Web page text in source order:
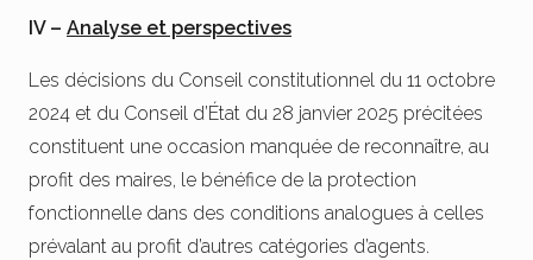
IV – Analyse et perspectives
Les décisions du Conseil constitutionnel du 11 octobre
2024 et du Conseil d’État du 28 janvier 2025 précitées
constituent une occasion manquée de reconnaître, au
profit des maires, le bénéfice de la protection
fonctionnelle dans des conditions analogues à celles
prévalant au profit d’autres catégories d’agents.